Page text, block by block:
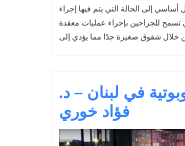
إلى الحالة التي يتم فيها إجراء
تسمح للجراحين بإجراء عمليات معقدة
في لبنان – د.
فؤاد خوري